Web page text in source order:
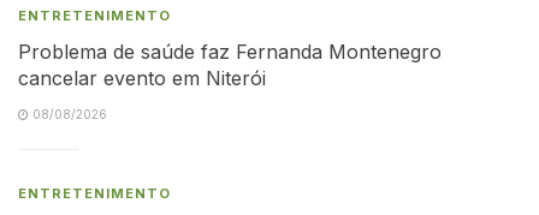
ENTRETENIMENTO
Problema de saúde faz Fernanda Montenegro
cancelar evento em Niterói
08/08/2026
ENTRETENIMENTO